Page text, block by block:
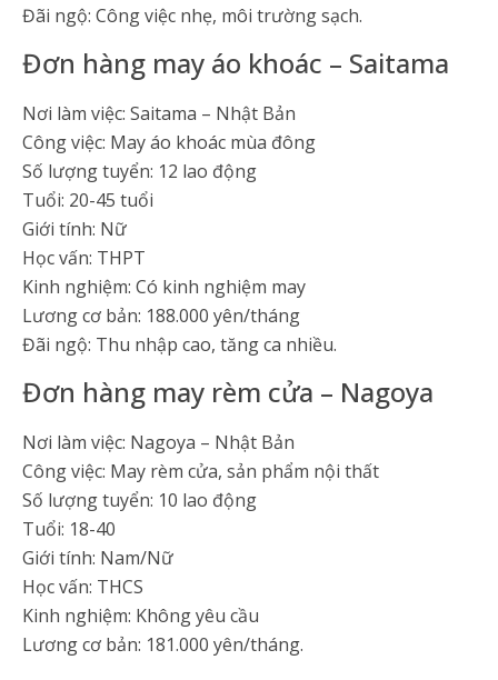
Đãi ngộ: Công việc nhẹ, môi trường sạch.
Đơn hàng may áo khoác – Saitama
Nơi làm việc: Saitama – Nhật Bản
Công việc: May áo khoác mùa đông
Số lượng tuyển: 12 lao động
Tuổi: 20-45 tuổi
Giới tính: Nữ
Học vấn: THPT
Kinh nghiệm: Có kinh nghiệm may
Lương cơ bản: 188.000 yên/tháng
Đãi ngộ: Thu nhập cao, tăng ca nhiều.
Đơn hàng may rèm cửa – Nagoya
Nơi làm việc: Nagoya – Nhật Bản
Công việc: May rèm cửa, sản phẩm nội thất
Số lượng tuyển: 10 lao động
Tuổi: 18-40
Giới tính: Nam/Nữ
Học vấn: THCS
Kinh nghiệm: Không yêu cầu
Lương cơ bản: 181.000 yên/tháng.